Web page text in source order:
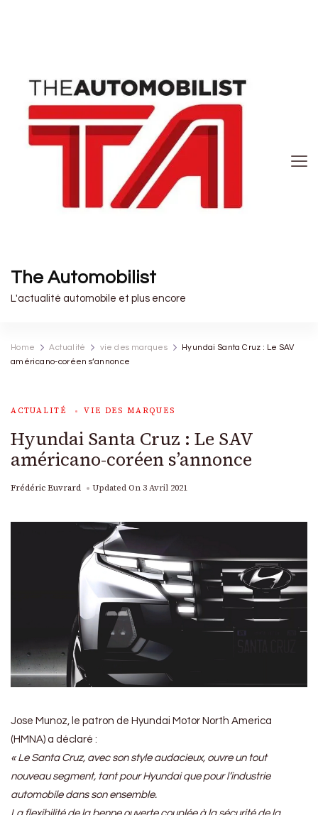
The Automobilist
L'actualité automobile et plus encore
Home Actualité vie des marques
Hyundai Santa Cruz : Le SAV
américano-coréen s’annonce
ACTUALITÉ VIE DES MARQUES
Hyundai Santa Cruz : Le SAV
américano-coréen s’annonce
Frédéric Euvrard Updated On 3 Avril 2021
Jose Munoz, le patron de Hyundai Motor North America
(HMNA) a déclaré :
« Le Santa Cruz, avec son style audacieux, ouvre un tout
nouveau segment, tant pour Hyundai que pour l’industrie
automobile dans son ensemble.